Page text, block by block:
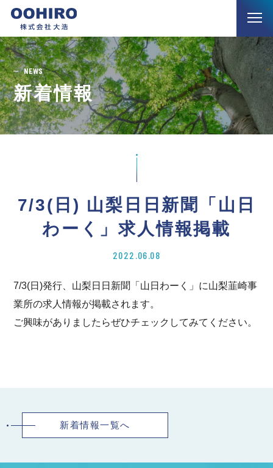
NEWS
新着情報
7/3(日) 山梨日日新聞「山日
わーく」求人情報掲載
2022.06.08
7/3(日)発行、山梨日日新聞「山日わーく」に山梨韮崎事
業所の求人情報が掲載されます。
ご興味がありましたらぜひチェックしてみてください。
新着情報一覧へ